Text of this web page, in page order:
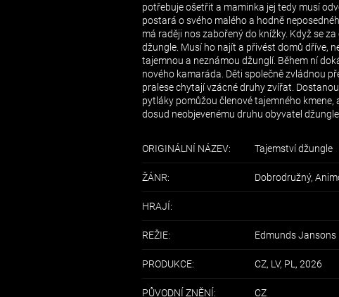
potřebuje ošetřit a maminka jej tedy musí
postará o svého malého a hodně
má raději nos zabořený do knížky. Když se
džungle. Musí ho najít a přivést domů dříve,
tajemnou a neznámou džunglí. Během ní
nového kamaráda. Děti společně zvládnou
pralese chytají vzácné druhy zvířat.
pytláky pomůžou členové tajemného
dosud neobjevenému druhu obyvatel džungle.
ORIGINÁLNÍ NÁZEV: Tajemství džungle
ŽÁNR: Dobrodružný,
HRAJÍ:
REŽIE: Edmunds Jansons
PRODUKCE: CZ, LV, PL, 2026
PŮVODNÍ ZNĚNÍ: CZ